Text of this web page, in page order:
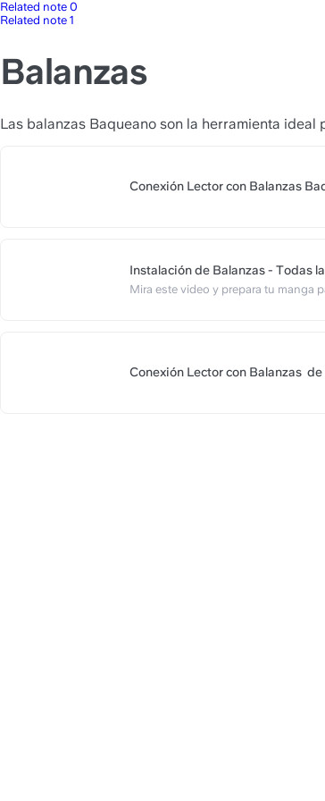
Related note 0
Related note 1
Balanzas
Las balanzas Baqueano son la herramienta
Conexión Lector con Balanzas
Instalación de Balanzas - Todas
Mira este video y prepara tu manga
Conexión Lector con Balanzas